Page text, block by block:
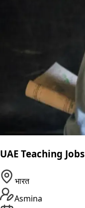
UAE Teaching Jobs
भारत
Asmina